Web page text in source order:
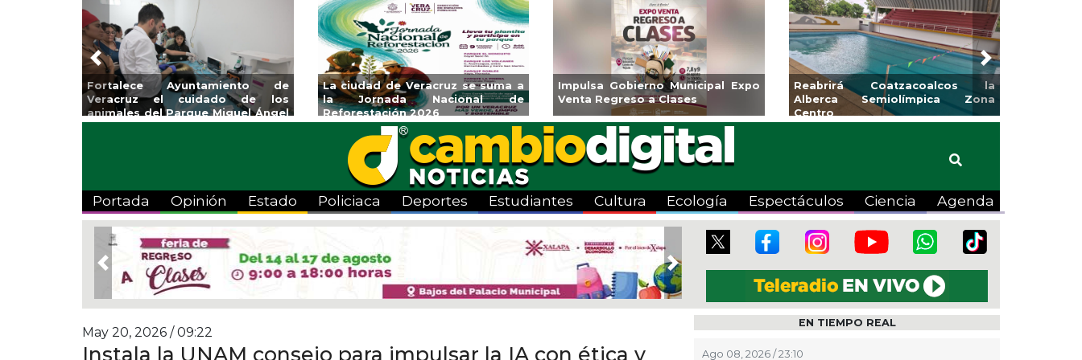
Ayuntamiento de
el cuidado de los
Parque Miguel Ángel
La ciudad de Veracruz se suma a
la Jornada Nacional de
Reforestación 2026
Impulsa Gobierno Municipal Expo
Venta Regreso a Clases
Reabrirá Coatzacoalcos la
Alberca Semiolímpica Zona
Centro
Invita Ayuntamiento de Veracruz
a Temporada de Artes “Escena
Viva”
Previous Next
Portada Opinión Estado Policiaca Deportes Estudiantes Cultura Ecología Espectáculos Ciencia Agenda
Previous Next
May 20, 2026 / 09:22
Instala la UNAM consejo para impulsar la IA con ética y
EN TIEMPO REAL
Ago 08, 2026 / 23:10